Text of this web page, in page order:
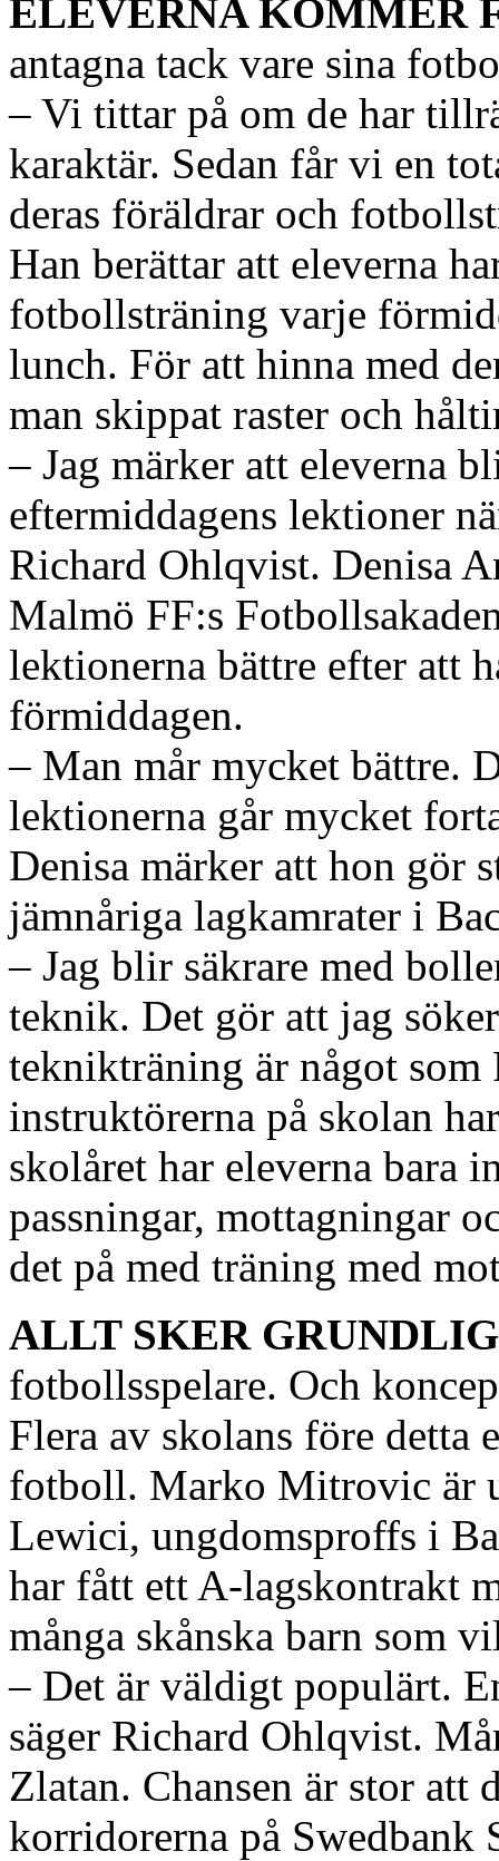
ELEVERNA KOMMER
antagna tack vare sina
– Vi tittar på om de har
karaktär. Sedan får vi en
deras föräldrar och
Han berättar att eleverna
fotbollsträning varje
lunch. För att hinna med
man skippat raster och
– Jag märker att eleverna
eftermiddagens lektioner
Richard Ohlqvist. Denisa
Malmö FF:s
lektionerna bättre efter att
förmiddagen.
– Man mår mycket bättre.
lektionerna går mycket
Denisa märker att hon gör
jämnåriga lagkamrater i
– Jag blir säkrare med
teknik. Det gör att jag
teknikträning är något
instruktörerna på skolan
skolåret har eleverna bara
passningar, mottagningar
det på med träning med
ALLT SKER
fotbollsspelare. Och
Flera av skolans före detta
fotboll. Marko Mitrovic är
Lewici, ungdomsproffs i
har fått ett A-lagskontrakt
många skånska barn som
– Det är väldigt populärt.
säger Richard Ohlqvist.
Zlatan. Chansen är stor att
korridorerna på Swedbank